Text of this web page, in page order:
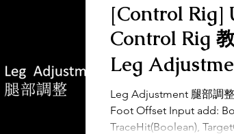
[Control Rig]
Control Rig 教學 -
Leg Adjustment - # 5 ｜腿部調
整 ｜Tutorial
Leg Adjustment 腿部調整 創建一個Function: Foot Offset
Foot Offset Input add:
TraceHit(Boolean),